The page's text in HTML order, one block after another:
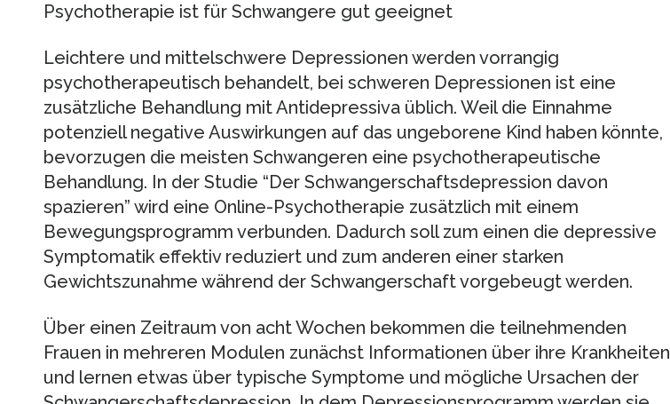
Psychotherapie ist für Schwangere gut geeignet
Leichtere und mittelschwere Depressionen werden vorrangig
psychotherapeutisch behandelt, bei schweren Depressionen ist eine
zusätzliche Behandlung mit Antidepressiva üblich. Weil die Einnahme
potenziell negative Auswirkungen auf das ungeborene Kind haben könnte,
bevorzugen die meisten Schwangeren eine psychotherapeutische
Behandlung. In der Studie “Der Schwangerschaftsdepression davon
spazieren” wird eine Online-Psychotherapie zusätzlich mit einem
Bewegungsprogramm verbunden. Dadurch soll zum einen die depressive
Symptomatik effektiv reduziert und zum anderen einer starken
Gewichtszunahme während der Schwangerschaft vorgebeugt werden.
Über einen Zeitraum von acht Wochen bekommen die teilnehmenden
Frauen in mehreren Modulen zunächst Informationen über ihre Krankheiten
und lernen etwas über typische Symptome und mögliche Ursachen der